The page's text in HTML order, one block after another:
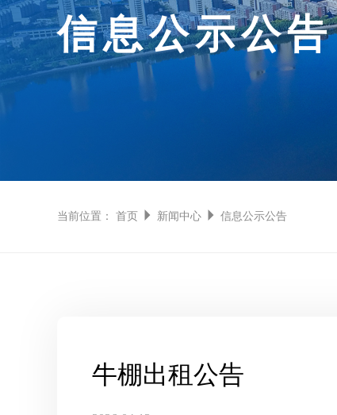
信息公示公告
当前位置： 首页 新闻中心 信息公示公告
牛棚出租公告